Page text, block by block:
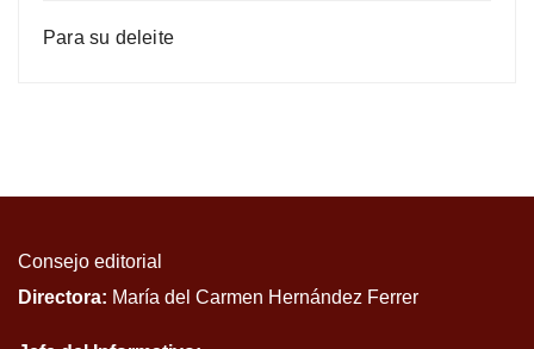
Para su deleite
Consejo editorial
Directora: María del Carmen Hernández Ferrer